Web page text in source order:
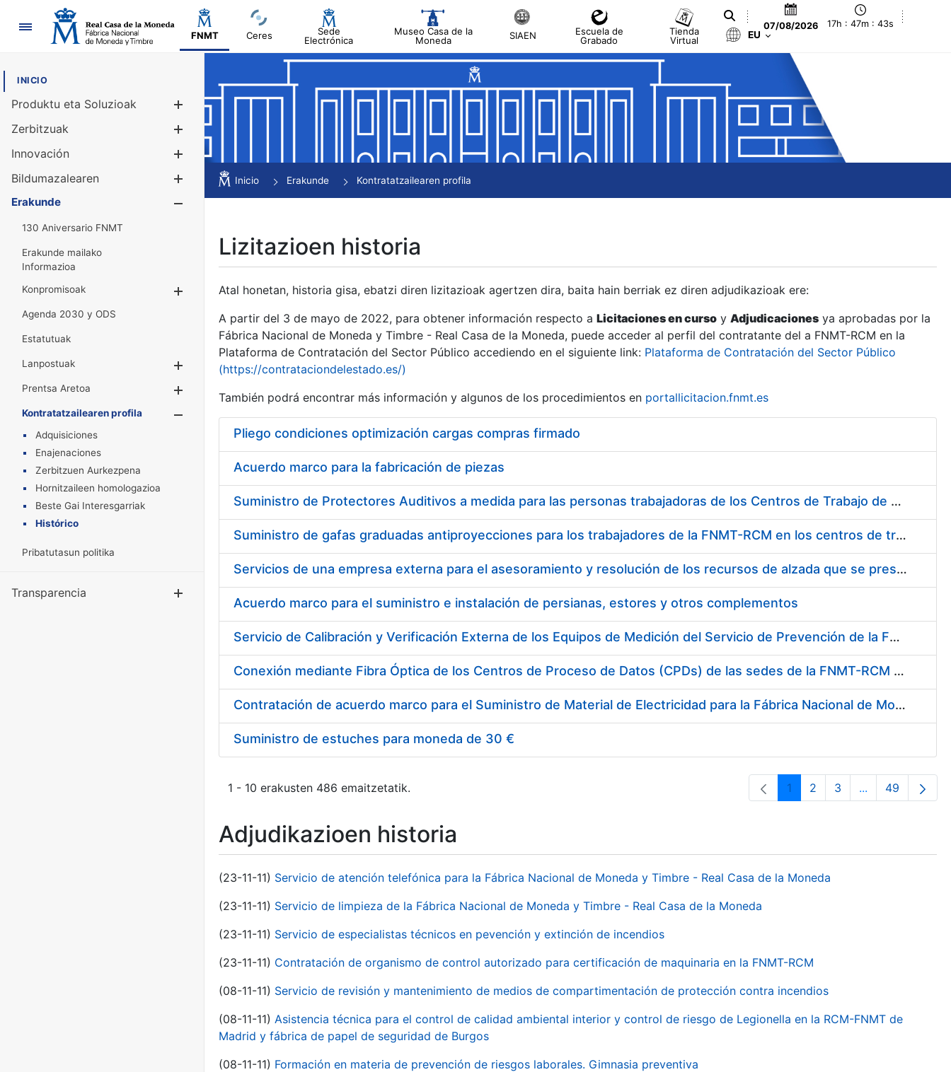
Nabigazioa
FNMT Ceres
Sede
Electrónica
Museo Casa de la
Moneda
SIAEN
Escuela de
Grabado
Tienda
Virtual
07/08/2026 17h : 47m : 44s
EU
INICIO
Produktu eta Soluzioak
Erakutsi/Ezkutatu
Zerbitzuak
Innovación
Bildumazalearen
Erakutsi/Ezkutatu
Erakunde
130 Aniversario FNMT
Erakunde mailako
Informazioa
Konpromisoak
Erakutsi/Ezkutatu
Agenda 2030 y ODS
Estatutuak
Lanpostuak
Erakutsi/Ezkutatu
Prentsa Aretoa
Erakutsi/Ezkutatu
Kontratatzailearen profila
Erakutsi/Ezkutatu
Adquisiciones
Enajenaciones
Zerbitzuen Aurkezpena
Hornitzaileen homologazioa
Beste Gai Interesgarriak
Histórico
Pribatutasun politika
Transparencia Erakutsi/Ezkutatu
Inicio Erakunde Kontratatzailearen profila
Lizitazioen historia
Atal honetan, historia gisa, ebatzi diren lizitazioak agertzen dira, baita hain berriak ez diren adjudikazioak ere:
A partir del 3 de mayo de 2022, para obtener información respecto a Licitaciones en curso y Adjudicaciones ya aprobadas por la
Fábrica Nacional de Moneda y Timbre - Real Casa de la Moneda, puede acceder al perfil del contratante del a FNMT-RCM en la
Plataforma de Contratación del Sector Público accediendo en el siguiente link: Plataforma de Contratación del Sector Público
(https://contrataciondelestado.es/)
También podrá encontrar más información y algunos de los procedimientos en portallicitacion.fnmt.es
Pliego condiciones optimización cargas compras firmado
Acuerdo marco para la fabricación de piezas
Suministro de Protectores Auditivos a medida para las personas trabajadoras de los Centros de Trabajo de Madrid y Burgos
Suministro de gafas graduadas antiproyecciones para los trabajadores de la FNMT-RCM en los centros de trabajo de Madrid y Burgos
Servicios de una empresa externa para el asesoramiento y resolución de los recursos de alzada que se presentan relacionados con procesos de selección para la FNMT-RCM
Acuerdo marco para el suministro e instalación de persianas, estores y otros complementos
Servicio de Calibración y Verificación Externa de los Equipos de Medición del Servicio de Prevención de la FNMT-RCM
Conexión mediante Fibra Óptica de los Centros de Proceso de Datos (CPDs) de las sedes de la FNMT-RCM de Burgos y Madrid
Contratación de acuerdo marco para el Suministro de Material de Electricidad para la Fábrica Nacional de Moneda y Timbre-Real Casa de la Moneda en su centro de trabajo de Burgos
Suministro de estuches para moneda de 30 €
1 - 10 erakusten 486 emaitzetatik. Orrialdea
1 Orrialdea
2 Orrialdea
3 ...Intermediate
Orrialdea
49
Adjudikazioen historia
(23-11-11) Servicio de atención telefónica para la Fábrica Nacional de Moneda y Timbre - Real Casa de la Moneda
(23-11-11) Servicio de limpieza de la Fábrica Nacional de Moneda y Timbre - Real Casa de la Moneda
(23-11-11) Servicio de especialistas técnicos en pevención y extinción de incendios
(23-11-11) Contratación de organismo de control autorizado para certificación de maquinaria en la FNMT-RCM
(08-11-11) Servicio de revisión y mantenimiento de medios de compartimentación de protección contra incendios
(08-11-11) Asistencia técnica para el control de calidad ambiental interior y control de riesgo de Legionella en la RCM-FNMT de
Madrid y fábrica de papel de seguridad de Burgos
(08-11-11) Formación en materia de prevención de riesgos laborales. Gimnasia preventiva